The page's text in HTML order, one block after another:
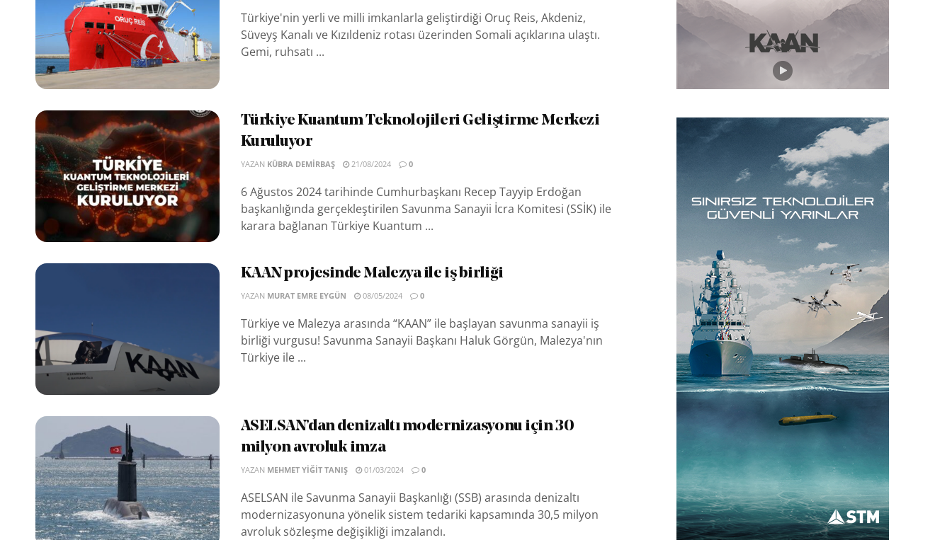
Türkiye'nin yerli ve milli imkanlarla geliştirdiği Oruç Reis, Akdeniz,
Süveyş Kanalı ve Kızıldeniz rotası üzerinden Somali açıklarına ulaştı.
Gemi, ruhsatı ...
Türkiye Kuantum Teknolojileri Geliştirme Merkezi
Kuruluyor
YAZAN KÜBRA DEMIRBAŞ 21/08/2024 0
6 Ağustos 2024 tarihinde Cumhurbaşkanı Recep Tayyip Erdoğan
başkanlığında gerçekleştirilen Savunma Sanayii İcra Komitesi (SSİK) ile
karara bağlanan Türkiye Kuantum ...
KAAN projesinde Malezya ile iş birliği
YAZAN MURAT EMRE EYGÜN 08/05/2024 0
Türkiye ve Malezya arasında “KAAN” ile başlayan savunma sanayii iş
birliği vurgusu! Savunma Sanayii Başkanı Haluk Görgün, Malezya'nın
Türkiye ile ...
ASELSAN’dan denizaltı modernizasyonu için 30
milyon avroluk imza
YAZAN MEHMET YIĞIT TANIŞ 01/03/2024 0
ASELSAN ile Savunma Sanayii Başkanlığı (SSB) arasında denizaltı
modernizasyonuna yönelik sistem tedariki kapsamında 30,5 milyon
avroluk sözleşme değişikliği imzalandı.